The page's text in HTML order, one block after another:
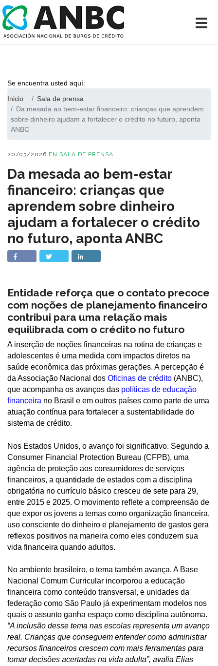
Se encuentra usted aquí:
Inicio
Sala de prensa
Da mesada ao bem-estar financeiro: crianças que aprendem
sobre dinheiro ajudam a fortalecer o crédito no futuro, aponta
ANBC
20/03/2026 EN SALA DE PRENSA
Da mesada ao bem-estar
financeiro: crianças que
aprendem sobre dinheiro
ajudam a fortalecer o crédito
no futuro, aponta ANBC
Entidade reforça que o contato precoce
com noções de planejamento financeiro
contribui para uma relação mais
equilibrada com o crédito no futuro
A inserção de noções financeiras na rotina de crianças e
adolescentes é uma medida com impactos diretos na
saúde econômica das próximas gerações. A percepção é
da Associação Nacional dos Oficinas de crédito (ANBC),
que acompanha os avanços das políticas de educação
financeira no Brasil e em outros países como parte de uma
atuação contínua para fortalecer a sustentabilidade do
sistema de crédito.
Nos Estados Unidos, o avanço foi significativo. Segundo a
Consumer Financial Protection Bureau (CFPB), uma
agência de proteção aos consumidores de serviços
financeiros, a quantidade de estados com a disciplina
obrigatória no currículo básico cresceu de sete para 29,
entre 2015 e 2025. O movimento reflete a compreensão de
que expor os jovens a temas como organização financeira,
uso consciente do dinheiro e planejamento de gastos gera
reflexos positivos na maneira como eles conduzem sua
vida financeira quando adultos.
No ambiente brasileiro, o tema também avança. A Base
Nacional Comum Curricular incorporou a educação
financeira como conteúdo transversal, e unidades da
federação como São Paulo já experimentam modelos nos
quais o assunto ganha espaço como disciplina autônoma.
“A inclusão desse tema nas escolas representa um avanço
real. Crianças que conseguem entender como administrar
recursos financeiros crescem com mais ferramentas para
tomar decisões acertadas na vida adulta”, avalia Elias